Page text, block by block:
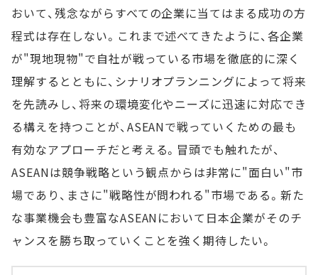
おいて、残念ながらすべての企業に当てはまる成功の方
程式は存在しない。これまで述べてきたように、各企業
が"現地現物"で自社が戦っている市場を徹底的に深く
理解するとともに、シナリオプランニングによって将来
を先読みし、将来の環境変化やニーズに迅速に対応でき
る構えを持つことが、ASEANで戦っていくための最も
有効なアプローチだと考える。冒頭でも触れたが、
ASEANは競争戦略という観点からは非常に"面白い"市
場であり、まさに"戦略性が問われる"市場である。新た
な事業機会も豊富なASEANにおいて日本企業がそのチ
ャンスを勝ち取っていくことを強く期待したい。